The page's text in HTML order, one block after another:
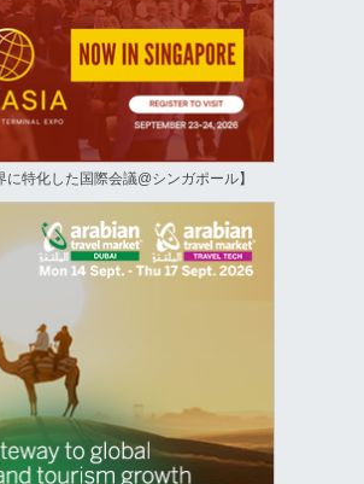
に特化した国際会議@シンガポール】